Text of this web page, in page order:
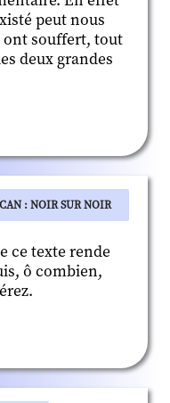
peut nous
ont souffert, tout
deux grandes
: NOIR SUR NOIR
ce texte rende
ô combien,